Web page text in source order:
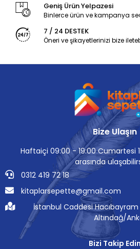
Geniş Ürün Yelpazesi
Binlerce ürün ve kampanya
7 / 24 DESTEK
Öneri ve şikayetlerinizi bize
Bize Ulaşın
Haftaiçi 09:00 - 19:00 Cumartesi
arasında
0312 419 72 18
kitaplarsepette@gmail.com
İstanbul Caddesi
Altındağ/
Bizi Takip Edin